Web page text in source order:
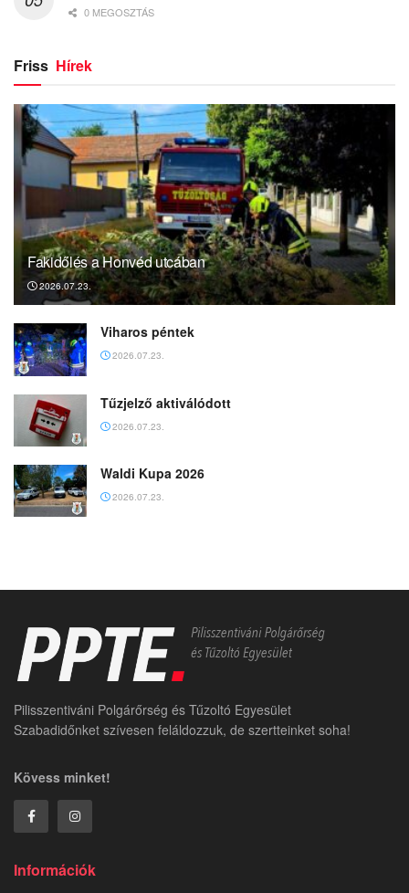
0 MEGOSZTÁS
Friss Hírek
Fakidőlés a Honvéd utcában
2026.07.23.
Viharos péntek
2026.07.23.
Tűzjelző aktiválódott
2026.07.23.
Waldi Kupa 2026
2026.07.23.
Pilisszentiváni Polgárőrség és Tűzoltó Egyesület
Szabadidőnket szívesen feláldozzuk, de szertteinket soha!
Kövess minket!
Információk